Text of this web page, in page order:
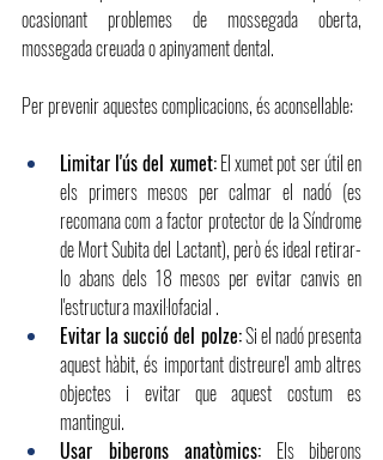
ocasionant problemes de mossegada oberta,
mossegada creuada o apinyament dental.
Per prevenir aquestes complicacions, és aconsellable:
Limitar l'ús del xumet:El xumet pot ser útil en
els primers mesos per calmar el nadó (es
recomana com a factor protector de la Síndrome
de Mort Subita del Lactant), però és ideal retirar-
lo abans dels 18 mesos per evitar canvis en
l'estructura maxil·lofacial .
Evitar la succió del polze:Si el nadó presenta
aquest hàbit, és important distreure'l amb altres
objectes i evitar que aquest costum es
mantingui.
Usar biberons anatòmics: Els biberons